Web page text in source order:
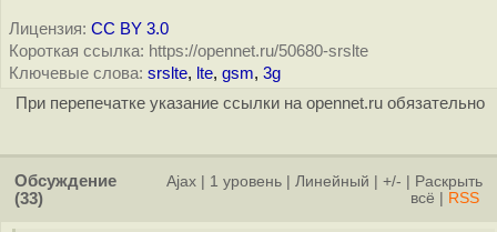
Лицензия: CC BY 3.0
Короткая ссылка: https://opennet.ru/50680-srslte
Ключевые слова: srslte, lte, gsm, 3g
При перепечатке указание ссылки на opennet.ru обязательно
Обсуждение
(33)
Ajax 1 уровень Линейный +/-
Раскрыть
всё
RSS